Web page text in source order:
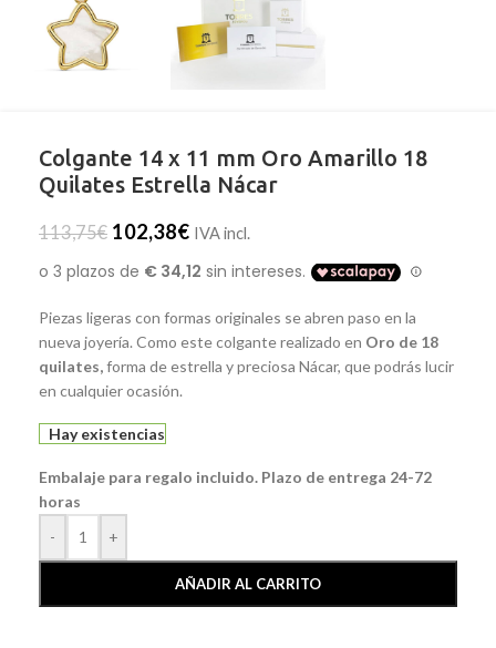
Colgante 14 x 11 mm Oro Amarillo 18
Quilates Estrella Nácar
113,75€ 102,38€ IVA incl.
Piezas ligeras con formas originales se abren paso en la
nueva joyería. Como este colgante realizado en Oro de 18
quilates,forma de estrella y preciosa Nácar, que podrás lucir
en cualquier ocasión.
Hay existencias
Embalaje para regalo incluido. Plazo de entrega 24-72
horas
-
+
AÑADIR AL CARRITO